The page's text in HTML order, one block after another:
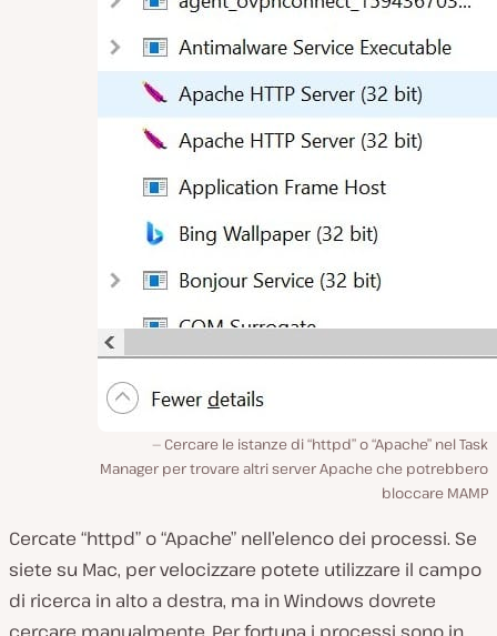
Cercare le istanze di “httpd” o “Apache” nel Task
Manager per trovare altri server Apache che potrebbero
bloccare MAMP
Cercate “httpd” o “Apache” nell’elenco dei processi. Se
siete su Mac, per velocizzare potete utilizzare il campo
di ricerca in alto a destra, ma in Windows dovrete